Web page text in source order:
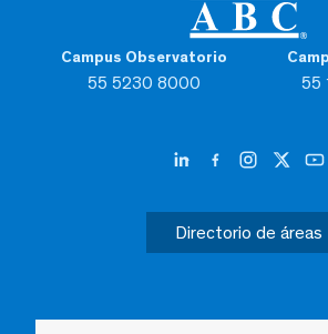
Campus Observatorio
55 5230 8000 55
Directorio de áreas